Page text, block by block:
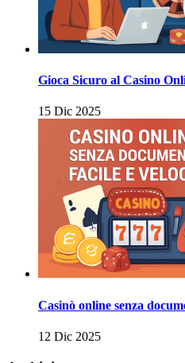
Gioca Sicuro al Casino
15 Dic 2025
Casinò online senza
12 Dic 2025